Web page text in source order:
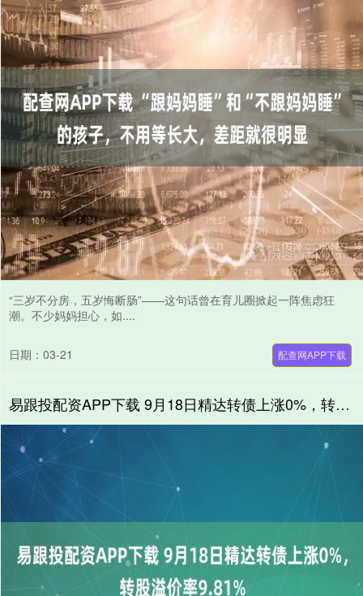
“三岁不分房，五岁悔断肠”——这句话曾在育儿圈掀起一阵焦虑狂
潮。不少妈妈担心，如....
日期：03-21 配查网APP下载
易跟投配资APP下载 9月18日精达转债上涨0%，转股溢价率9.81%